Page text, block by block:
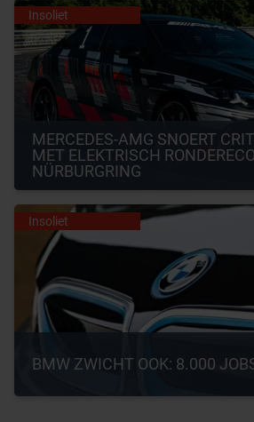
Insoliet
MERCEDES-AMG SNOERT
MET ELEKTRISCH
NÜRBURGRING
Insoliet
BMW ZWICHT OOK: 8.000